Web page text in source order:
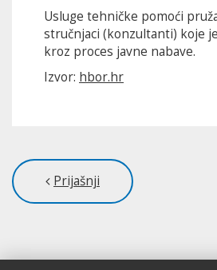
Usluge tehničke pomoći
stručnjaci (konzultanti) koje
kroz proces javne nabave.
Izvor: hbor.hr
Prijašnji